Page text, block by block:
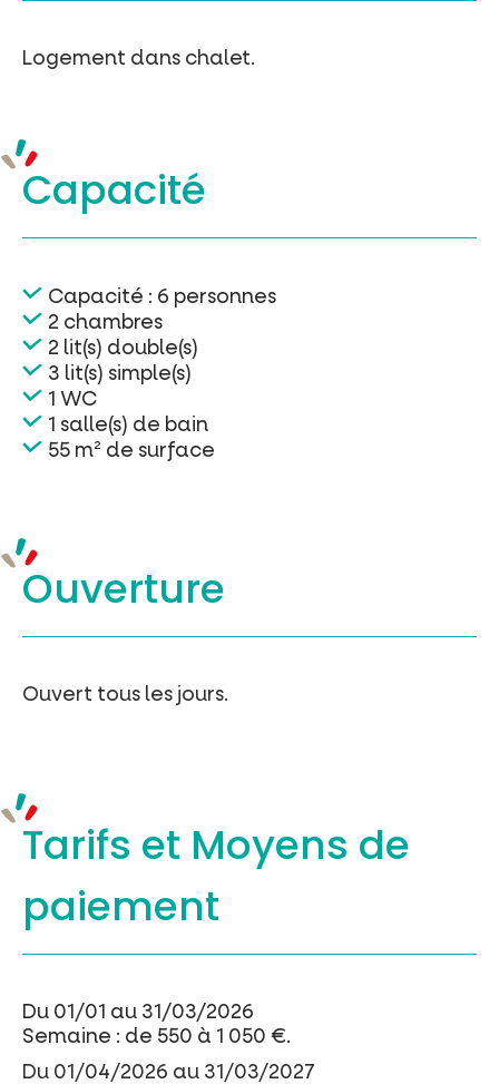
Logement dans chalet.
Capacité
Capacité : 6 personnes
2 chambres
2 lit(s) double(s)
3 lit(s) simple(s)
1 WC
1 salle(s) de bain
55 m² de surface
Ouverture
Ouvert tous les jours.
Tarifs et Moyens de
paiement
Du 01/01 au 31/03/2026
Semaine : de 550 à 1 050 €.
Du 01/04/2026 au 31/03/2027